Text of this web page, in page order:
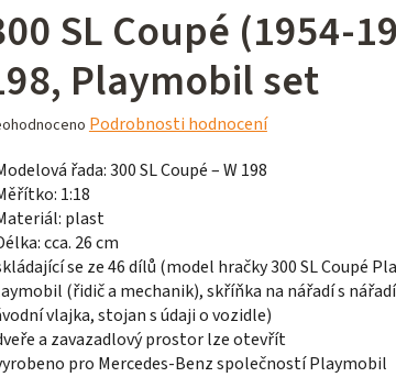
SL Coupé (1954-
Playmobil set
Podrobnosti hodnocení
řada: 300 SL Coupé – W 198
1:18
plast
cca. 26 cm
se ze 46 dílů (model hračky 300 SL Coupé
(řidič a mechanik), skříňka na nářadí s
vlajka, stojan s údaji o vozidle)
a zavazadlový prostor lze otevřít
pro Mercedes-Benz společností Playmobil